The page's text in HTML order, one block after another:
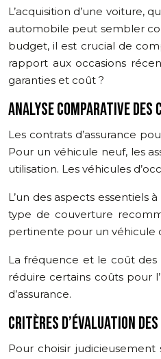
L’acquisition d’une voiture,
automobile peut sembler
budget, il est crucial de
rapport aux occasions
garanties et coût ?
ANALYSE COMPARATIVE DES
Les contrats d’assurance
Pour un véhicule neuf, les
utilisation. Les véhicules
L’un des aspects essentiels
type de couverture
pertinente pour un véhicule
La fréquence et le coût
réduire certains coûts pour
d’assurance.
CRITÈRES D’ÉVALUATION
Pour choisir judicieusement